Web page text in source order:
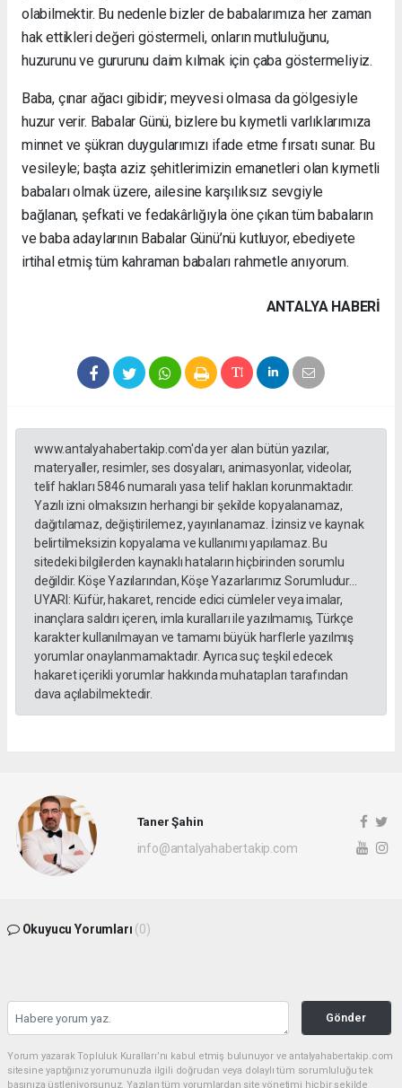
olabilmektir. Bu nedenle bizler de babalarımıza her zaman
hak ettikleri değeri göstermeli, onların mutluluğunu,
huzurunu ve gururunu daim kılmak için çaba göstermeliyiz.
Baba, çınar ağacı gibidir; meyvesi olmasa da gölgesiyle
huzur verir. Babalar Günü, bizlere bu kıymetli varlıklarımıza
minnet ve şükran duygularımızı ifade etme fırsatı sunar. Bu
vesileyle; başta aziz şehitlerimizin emanetleri olan kıymetli
babaları olmak üzere, ailesine karşılıksız sevgiyle
bağlanan, şefkati ve fedakârlığıyla öne çıkan tüm babaların
ve baba adaylarının Babalar Günü’nü kutluyor, ebediyete
irtihal etmiş tüm kahraman babaları rahmetle anıyorum.
ANTALYA HABERİ
www.antalyahabertakip.com'da yer alan bütün yazılar,
materyaller, resimler, ses dosyaları, animasyonlar, videolar,
telif hakları 5846 numaralı yasa telif hakları korunmaktadır.
Yazılı izni olmaksızın herhangi bir şekilde kopyalanamaz,
dağıtılamaz, değiştirilemez, yayınlanamaz. İzinsiz ve kaynak
belirtilmeksizin kopyalama ve kullanımı yapılamaz. Bu
sitedeki bilgilerden kaynaklı hataların hiçbirinden sorumlu
değildir. Köşe Yazılarından, Köşe Yazarlarımız Sorumludur...
UYARI: Küfür, hakaret, rencide edici cümleler veya imalar,
inançlara saldırı içeren, imla kuralları ile yazılmamış, Türkçe
karakter kullanılmayan ve tamamı büyük harflerle yazılmış
yorumlar onaylanmamaktadır. Ayrıca suç teşkil edecek
hakaret içerikli yorumlar hakkında muhatapları tarafından
dava açılabilmektedir.
Taner Şahin
info@antalyahabertakip.com
Okuyucu Yorumları (0)
Gönder
Yorum yazarak Topluluk Kuralları’nı kabul etmiş bulunuyor ve antalyahabertakip.com
sitesine yaptığınız yorumunuzla ilgili doğrudan veya dolaylı tüm sorumluluğu tek
başınıza üstleniyorsunuz. Yazılan tüm yorumlardan site yönetimi hiçbir şekilde